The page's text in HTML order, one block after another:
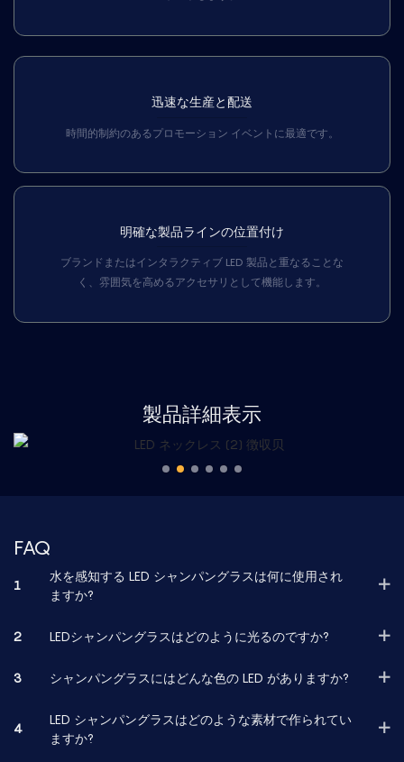
迅速な生産と配送
時間的制約のあるプロモーション イベントに最適です。
明確な製品ラインの位置付け
ブランドまたはインタラクティブ LED 製品と重なることな
く、雰囲気を高めるアクセサリとして機能します。
製品詳細表示
FAQ
1
水を感知する LED シャンパングラスは何に使用され
ますか?
2 LEDシャンパングラスはどのように光るのですか?
3 シャンパングラスにはどんな色の LED がありますか?
4
LED シャンパングラスはどのような素材で作られてい
ますか?